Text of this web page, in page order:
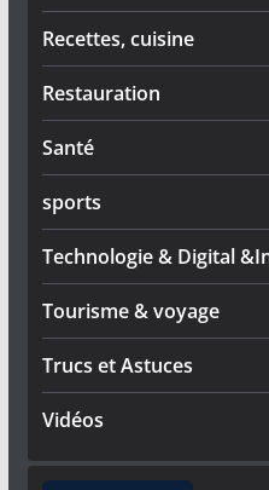
Recettes, cuisine
Restauration
Santé
sports
Technologie & Digital
Tourisme & voyage
Trucs et Astuces
Vidéos